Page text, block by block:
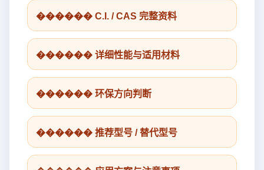
������ C.I. / CAS 完整资料
������ 详细性能与适用材料
������ 环保方向判断
������ 推荐型号 / 替代型号